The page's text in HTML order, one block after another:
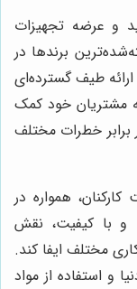
و عرضه تجهیزات
برندها در
طیف گسترده‌ای
مشتریان خود کمک
برابر خطرات مختلف
همواره در
و با کیفیت، نقش
مختلف ایفا کند.
و استفاده از مواد